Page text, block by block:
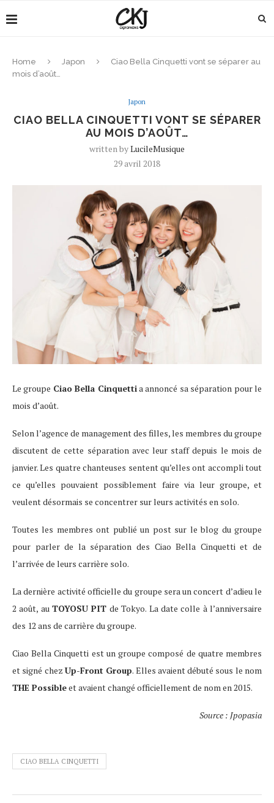
Home Japon
Ciao Bella Cinquetti vont se séparer au
mois d’août…
Japon
CIAO BELLA CINQUETTI VONT SE SÉPARER
AU MOIS D’AOÛT…
written byLucileMusique
29 avril 2018
Le groupe Ciao Bella Cinquettia annoncé sa séparation pour le
mois d’août.
Selon l’agence de management des filles, les membres du groupe
discutent de cette séparation avec leur staff depuis le mois de
janvier. Les quatre chanteuses sentent qu’elles ont accompli tout
ce qu’elles pouvaient possiblement faire via leur groupe, et
veulent désormais se concentrer sur leurs activités en solo.
Toutes les membres ont publié un post sur le blog du groupe
pour parler de la séparation des Ciao Bella Cinquetti et de
l’arrivée de leurs carrière solo.
La dernière activité officielle du groupe sera un concert d’adieu le
2 août, auTOYOSU PIT de Tokyo. La date colle à l’anniversaire
des 12 ans de carrière du groupe.
Ciao Bella Cinquetti est un groupe composé de quatre membres
et signé chez Up-Front Group. Elles avaient débuté sous le nom
THE Possibleet avaient changé officiellement de nom en 2015.
Source : Jpopasia
CIAO BELLA CINQUETTI